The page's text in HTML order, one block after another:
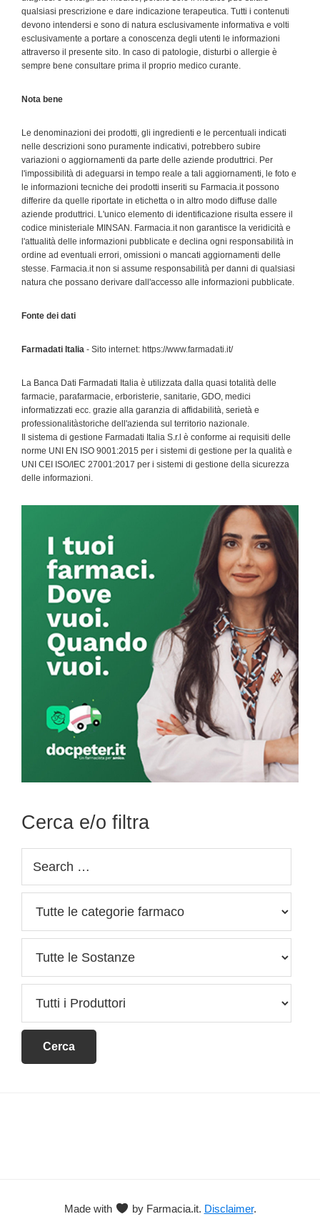
qualsiasi prescrizione e dare indicazione terapeutica. Tutti i contenuti
devono intendersi e sono di natura esclusivamente informativa e volti
esclusivamente a portare a conoscenza degli utenti le informazioni
attraverso il presente sito. In caso di patologie, disturbi o allergie è
sempre bene consultare prima il proprio medico curante.
Nota bene
Le denominazioni dei prodotti, gli ingredienti e le percentuali indicati
nelle descrizioni sono puramente indicativi, potrebbero subire
variazioni o aggiornamenti da parte delle aziende produttrici. Per
l'impossibilità di adeguarsi in tempo reale a tali aggiornamenti, le foto e
le informazioni tecniche dei prodotti inseriti su Farmacia.it possono
differire da quelle riportate in etichetta o in altro modo diffuse dalle
aziende produttrici. L'unico elemento di identificazione risulta essere il
codice ministeriale MINSAN. Farmacia.it non garantisce la veridicità e
l'attualità delle informazioni pubblicate e declina ogni responsabilità in
ordine ad eventuali errori, omissioni o mancati aggiornamenti delle
stesse. Farmacia.it non si assume responsabilità per danni di qualsiasi
natura che possano derivare dall'accesso alle informazioni pubblicate.
Fonte dei dati
Farmadati Italia - Sito internet: https://www.farmadati.it/
La Banca Dati Farmadati Italia è utilizzata dalla quasi totalità delle
farmacie, parafarmacie, erboristerie, sanitarie, GDO, medici
informatizzati ecc. grazie alla garanzia di affidabilità, serietà e
professionalitàstoriche dell'azienda sul territorio nazionale.
Il sistema di gestione Farmadati Italia S.r.l è conforme ai requisiti delle
norme UNI EN ISO 9001:2015 per i sistemi di gestione per la qualità e
UNI CEI ISO/IEC 27001:2017 per i sistemi di gestione della sicurezza
delle informazioni.
Sidebar
Cerca e/o filtra
Made with by Farmacia.it. Disclaimer.